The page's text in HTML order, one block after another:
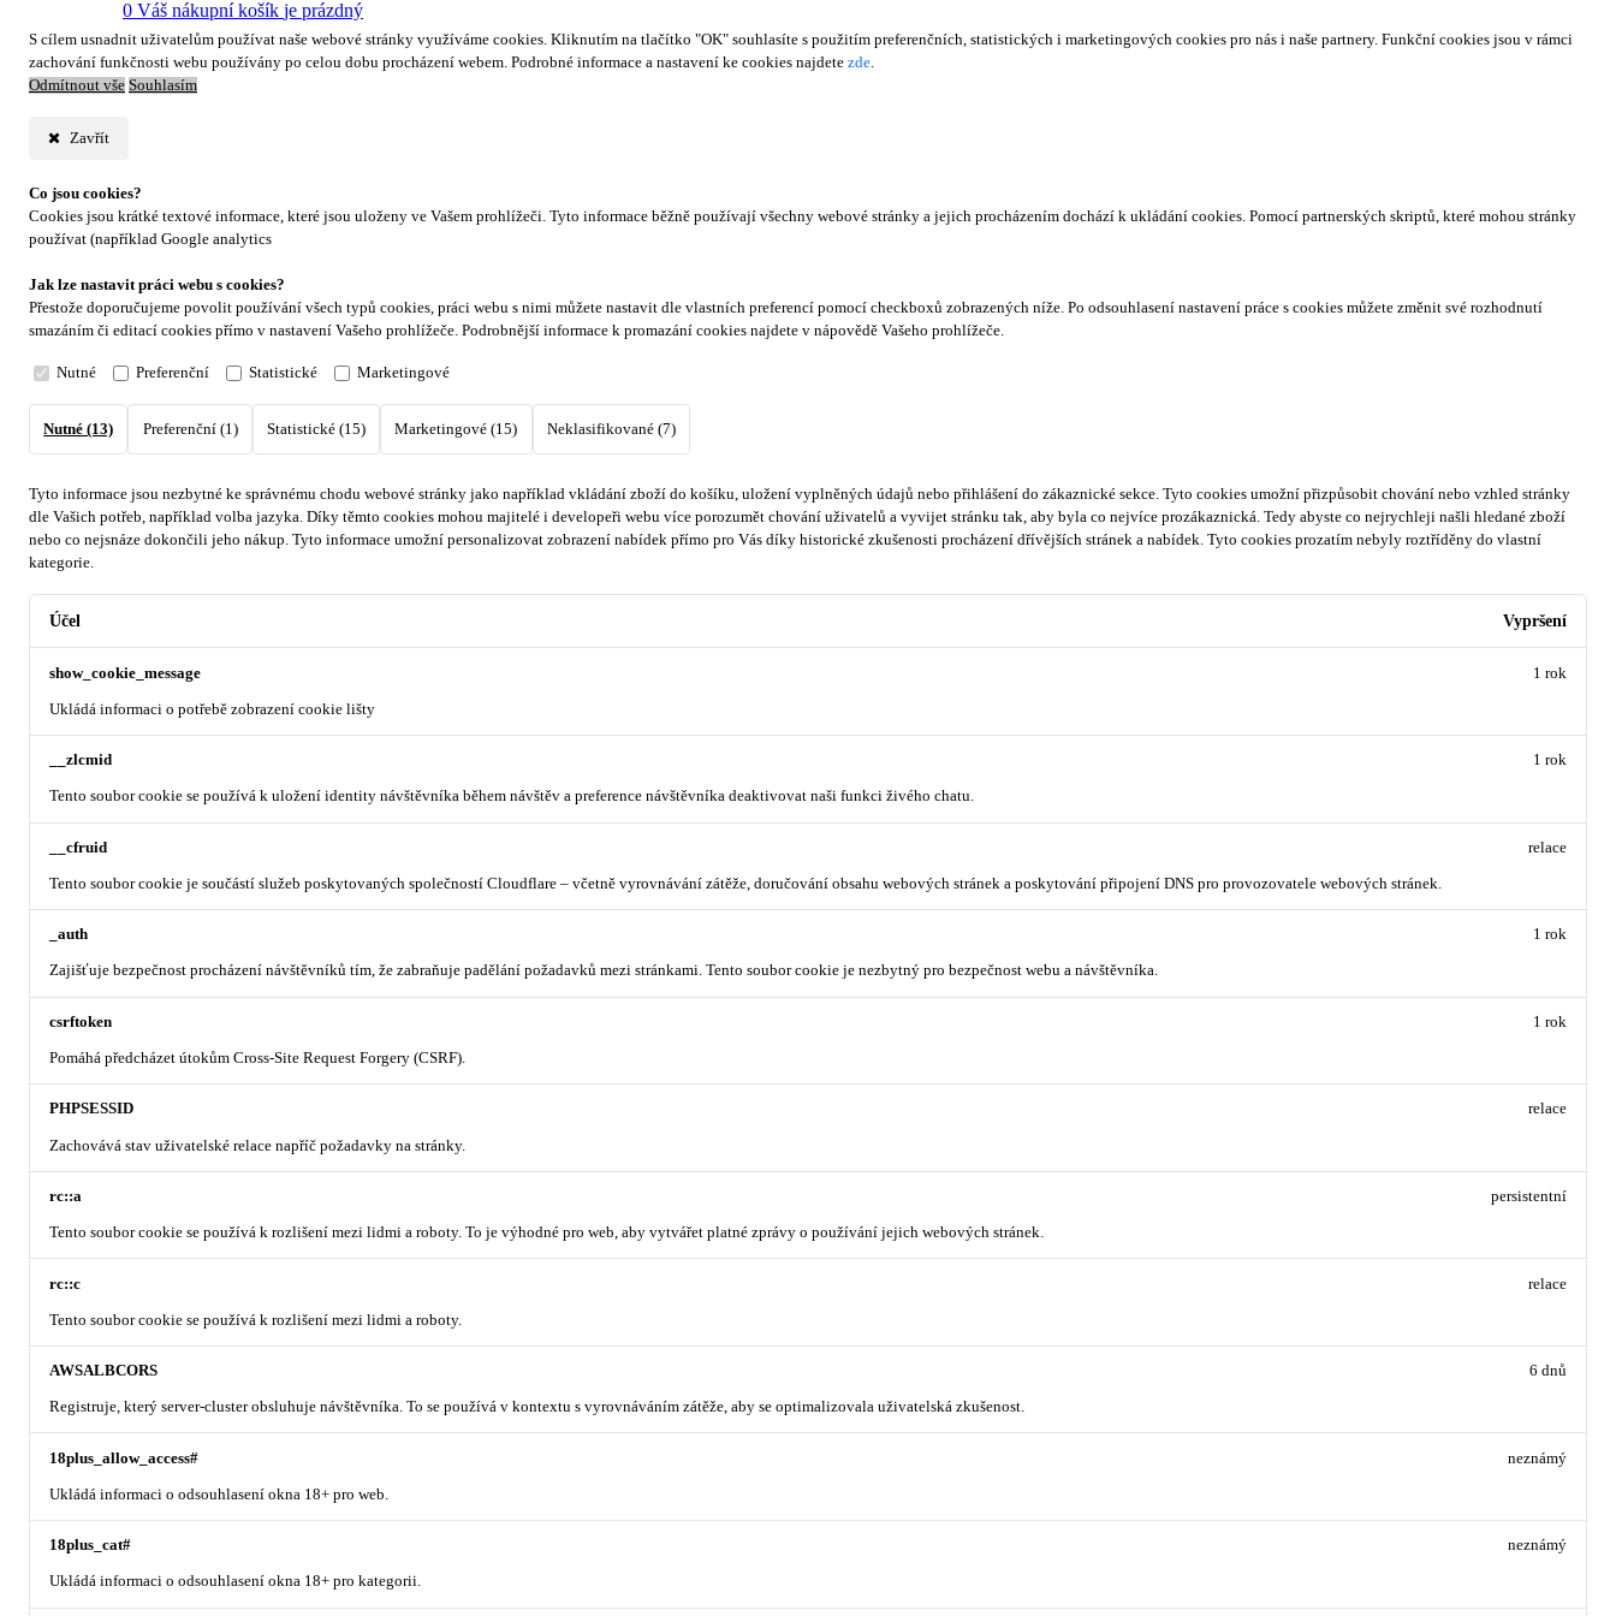
S cílem usnadnit uživatelům používat naše webové stránky využíváme cookies. Kliknutím na tlačítko "OK" souhlasíte s použitím preferenčních, statistických i marketingových cookies pro nás i naše partnery. Funkční cookies jsou v rámci
zachování funkčnosti webu používány po celou dobu procházení webem. Podrobné informace a nastavení ke cookies najdete zde.
Odmítnout vše Souhlasím
Zavřít
Co jsou cookies?
Cookies jsou krátké textové informace, které jsou uloženy ve Vašem prohlížeči. Tyto informace běžně používají všechny webové stránky a jejich procházením dochází k ukládání cookies. Pomocí partnerských skriptů, které mohou stránky
používat (například Google analytics
Jak lze nastavit práci webu s cookies?
Přestože doporučujeme povolit používání všech typů cookies, práci webu s nimi můžete nastavit dle vlastních preferencí pomocí checkboxů zobrazených níže. Po odsouhlasení nastavení práce s cookies můžete změnit své rozhodnutí
smazáním či editací cookies přímo v nastavení Vašeho prohlížeče. Podrobnější informace k promazání cookies najdete v nápovědě Vašeho prohlížeče.
Nutné Preferenční Statistické Marketingové
Nutné (13) Preferenční (1) Statistické (15) Marketingové (15) Neklasifikované (7)
Tyto informace jsou nezbytné ke správnému chodu webové stránky jako například vkládání zboží do košíku, uložení vyplněných údajů nebo přihlášení do zákaznické sekce. Tyto cookies umožní přizpůsobit chování nebo vzhled stránky
dle Vašich potřeb, například volba jazyka. Díky těmto cookies mohou majitelé i developeři webu více porozumět chování uživatelů a vyvijet stránku tak, aby byla co nejvíce prozákaznická. Tedy abyste co nejrychleji našli hledané zboží
nebo co nejsnáze dokončili jeho nákup. Tyto informace umožní personalizovat zobrazení nabídek přímo pro Vás díky historické zkušenosti procházení dřívějších stránek a nabídek. Tyto cookies prozatím nebyly roztříděny do vlastní
kategorie.
Účel Vypršení
show_cookie_message
Ukládá informaci o potřebě zobrazení cookie lišty
1 rok
__zlcmid
Tento soubor cookie se používá k uložení identity návštěvníka během návštěv a preference návštěvníka deaktivovat naši funkci živého chatu.
1 rok
__cfruid
Tento soubor cookie je součástí služeb poskytovaných společností Cloudflare – včetně vyrovnávání zátěže, doručování obsahu webových stránek a poskytování připojení DNS pro provozovatele webových stránek.
relace
_auth
Zajišťuje bezpečnost procházení návštěvníků tím, že zabraňuje padělání požadavků mezi stránkami. Tento soubor cookie je nezbytný pro bezpečnost webu a návštěvníka.
1 rok
csrftoken
Pomáhá předcházet útokům Cross-Site Request Forgery (CSRF).
1 rok
PHPSESSID
Zachovává stav uživatelské relace napříč požadavky na stránky.
relace
rc::a
Tento soubor cookie se používá k rozlišení mezi lidmi a roboty. To je výhodné pro web, aby vytvářet platné zprávy o používání jejich webových stránek.
persistentní
rc::c
Tento soubor cookie se používá k rozlišení mezi lidmi a roboty.
relace
AWSALBCORS
Registruje, který server-cluster obsluhuje návštěvníka. To se používá v kontextu s vyrovnáváním zátěže, aby se optimalizovala uživatelská zkušenost.
6 dnů
18plus_allow_access#
Ukládá informaci o odsouhlasení okna 18+ pro web.
neznámý
18plus_cat#
Ukládá informaci o odsouhlasení okna 18+ pro kategorii.
neznámý
0 Váš nákupní košík je prázdný